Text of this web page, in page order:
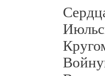
Сердца
Кругом